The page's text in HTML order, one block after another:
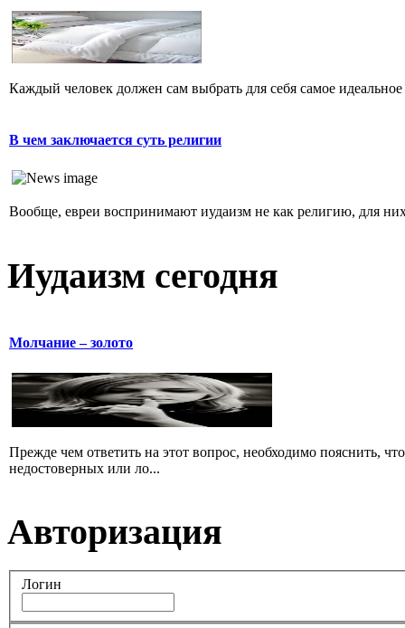
Каждый человек должен сам выбрать для себя самое
В чем заключается суть религии
Вообще, евреи воспринимают иудаизм не как религию, для
Иудаизм сегодня
Молчание – золото
Прежде чем ответить на этот вопрос, необходимо пояснить,
недостоверных или ло...
Авторизация
Логин